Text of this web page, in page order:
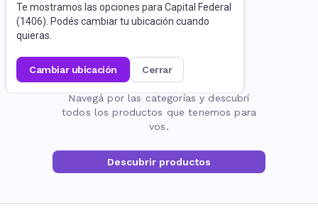
Te mostramos las opciones para Capital Federal
(1406). Podés cambiar tu ubicación cuando
quieras.
cambiar ubicación cerrar
La página no existe
Navegá por las categorías y descubrí
todos los productos que tenemos para
vos.
Descubrir productos